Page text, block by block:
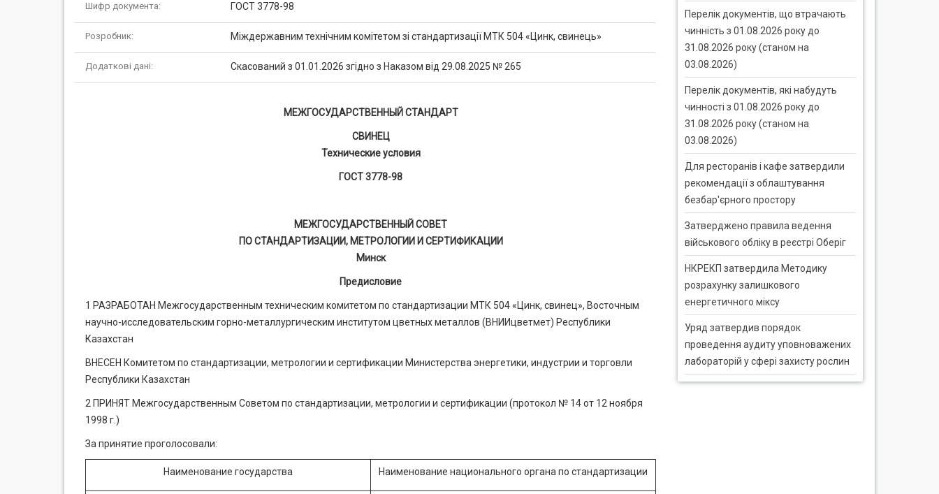
Шифр документа: ГОСТ 3778-98
Розробник: Міждержавним технічним комітетом зі стандартизації МТК 504 «Цинк, свинець»
Додаткові дані: Скасований з 01.01.2026 згідно з Наказом від 29.08.2025 № 265
МЕЖГОСУДАРСТВЕННЫЙ СТАНДАРТ
СВИНЕЦ
Технические условия
ГОСТ 3778-98
МЕЖГОСУДАРСТВЕННЫЙ СОВЕТ
ПО СТАНДАРТИЗАЦИИ, МЕТРОЛОГИИ И СЕРТИФИКАЦИИ
Минск
Предисловие
1 РАЗРАБОТАН Межгосударственным техническим комитетом по стандартизации МТК 504 «Цинк, свинец», Восточным
научно-исследовательским горно-металлургическим институтом цветных металлов (ВНИИцветмет) Республики
Казахстан
ВНЕСЕН Комитетом по стандартизации, метрологии и сертификации Министерства энергетики, индустрии и торговли
Республики Казахстан
2 ПРИНЯТ Межгосударственным Советом по стандартизации, метрологии и сертификации (протокол № 14 от 12 ноября
1998 г.)
За принятие проголосовали:
Наименование государства Наименование национального органа по стандартизации
Перелік документів, що втрачають
чинність з 01.08.2026 року до
31.08.2026 року (станом на
03.08.2026)
Перелік документів, які набудуть
чинності з 01.08.2026 року до
31.08.2026 року (станом на
03.08.2026)
Для ресторанів і кафе затвердили
рекомендації з облаштування
безбар'єрного простору
Затверджено правила ведення
військового обліку в реєстрі Оберіг
НКРЕКП затвердила Методику
розрахунку залишкового
енергетичного міксу
Уряд затвердив порядок
проведення аудиту уповноважених
лабораторій у сфері захисту рослин